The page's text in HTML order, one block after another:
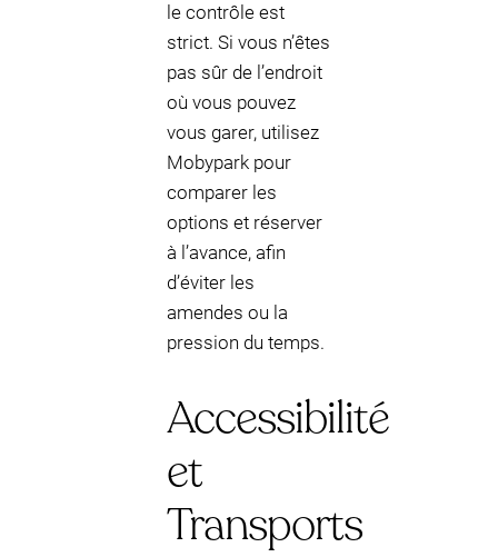
le contrôle est
strict. Si vous n’êtes
pas sûr de l’endroit
où vous pouvez
vous garer, utilisez
Mobypark pour
comparer les
options et réserver
à l’avance, afin
d’éviter les
amendes ou la
pression du temps.
Accessibilité
et
Transports